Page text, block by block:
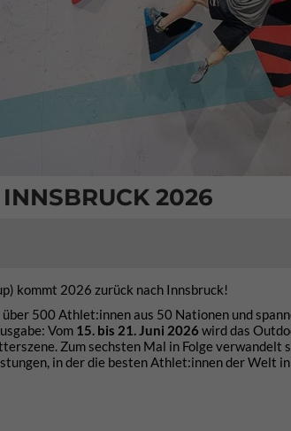
2026
kommt 2026 zurück nach Innsbruck!
500 Athlet:innen aus 50 Nationen und
Vom 15. bis 21. Juni 2026 wird das
Zum sechsten Mal in Folge verwandelt
in der die besten Athlet:innen der Welt